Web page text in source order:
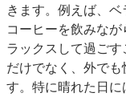
きます。例えば、ベ
コーヒーを飲みな
ラックスして過ご
だけでなく、外で
す。特に晴れた日